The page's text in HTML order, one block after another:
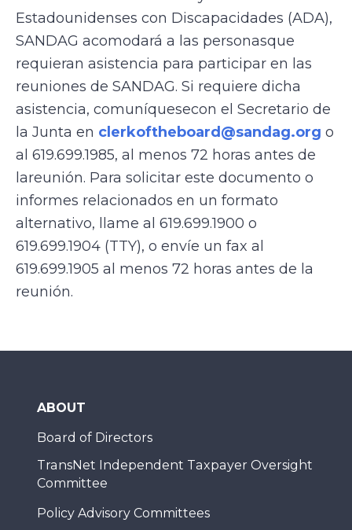
Estadounidenses con Discapacidades (ADA),
SANDAG acomodará a las personasque
requieran asistencia para participar en las
reuniones de SANDAG. Si requiere dicha
asistencia, comuníquesecon el Secretario de
la Junta en clerkoftheboard@sandag.org o
al 619.699.1985, al menos 72 horas antes de
lareunión. Para solicitar este documento o
informes relacionados en un formato
alternativo, llame al 619.699.1900 o
619.699.1904 (TTY), o envíe un fax al
619.699.1905 al menos 72 horas antes de la
reunión.
ABOUT
Board of Directors
TransNet Independent Taxpayer Oversight
Committee
Policy Advisory Committees